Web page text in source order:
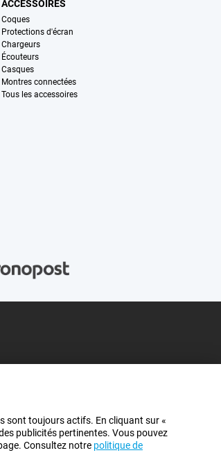
ACCESSOIRES
Coques
Protections d'écran
Chargeurs
Écouteurs
Casques
Montres connectées
Tous les accessoires
sont toujours actifs. En cliquant sur «
publicités pertinentes. Vous pouvez
Consultez notre politique de